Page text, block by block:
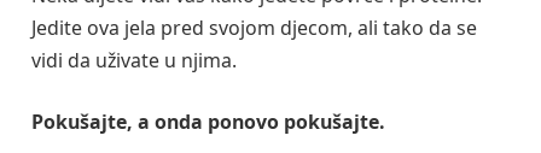
Jedite ova jela pred svojom djecom, ali tako da se
vidi da uživate u njima.
Pokušajte, a onda ponovo pokušajte.